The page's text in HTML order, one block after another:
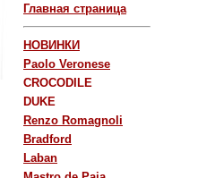
Главная страница
НОВИНКИ
Paolo Veronese
CROCODILE
DUKE
Renzo Romagnoli
Bradford
Laban